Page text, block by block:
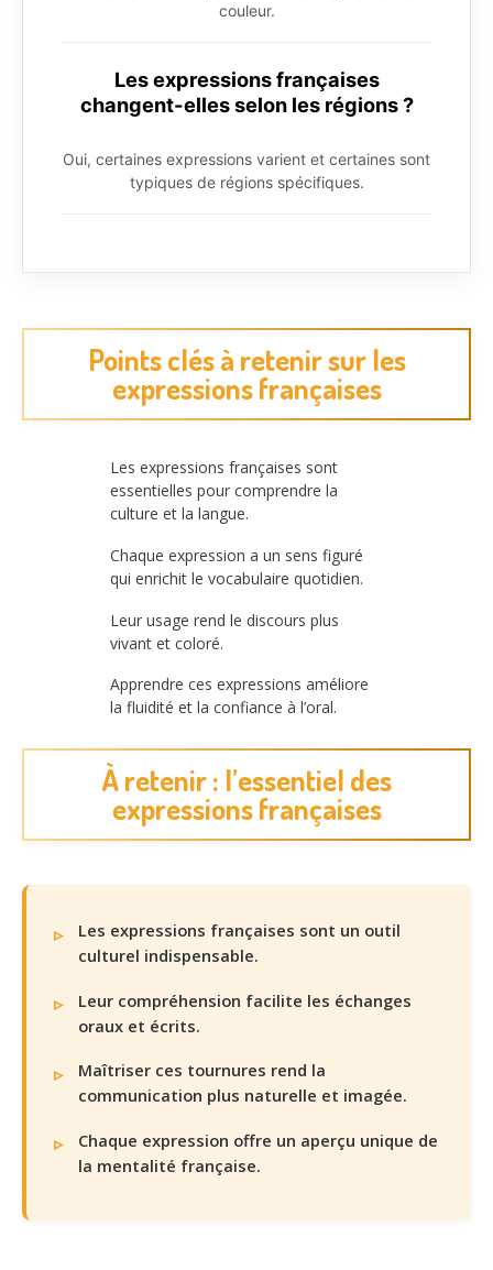
couleur.
Les expressions françaises
changent-elles selon les régions ?
Oui, certaines expressions varient et certaines sont
typiques de régions spécifiques.
Points clés à retenir sur les
expressions françaises
Les expressions françaises sont
essentielles pour comprendre la
culture et la langue.
Chaque expression a un sens figuré
qui enrichit le vocabulaire quotidien.
Leur usage rend le discours plus
vivant et coloré.
Apprendre ces expressions améliore
la fluidité et la confiance à l’oral.
À retenir : l’essentiel des
expressions françaises
Les expressions françaises sont un outil
culturel indispensable.
Leur compréhension facilite les échanges
oraux et écrits.
Maîtriser ces tournures rend la
communication plus naturelle et imagée.
Chaque expression offre un aperçu unique de
la mentalité française.